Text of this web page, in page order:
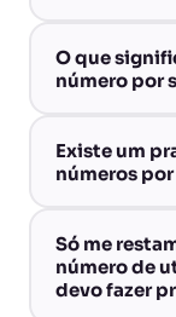
O que
número por
Existe um
números
Só me
número de
devo fazer